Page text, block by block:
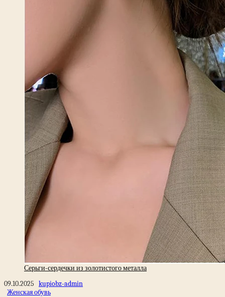
Серьги-сердечки из золотистого металла
09.10.2025 kupiobz-admin
Женская обувь